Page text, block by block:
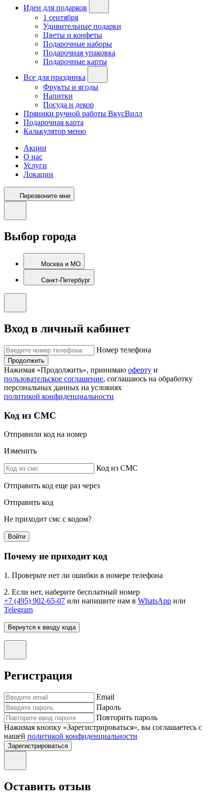
Идеи для подарков
1 сентября
Удивительные подарки
Цветы и конфеты
Подарочные наборы
Подарочная упаковка
Подарочные карты
Все для праздника
Фрукты и ягоды
Напитки
Посуда и декор
Пряники ручной работы ВкусВилл
Подарочная карта
Калькулятор меню
Акции
О нас
Услуги
Локации
Перезвоните мне
Выбор города
Москва и МО
Санкт-Петербург
Вход в личный кабинет
Номер телефона
Продолжить
Нажимая «Продолжить», принимаю оферту и
пользовательское соглашение, соглашаюсь на обработку
персональных данных на условиях
политикой конфиденциальности
Код из СМС
Отправили код на номер
Изменить
Код из СМС
Отправить код еще раз через
Отправить код
Не приходит смс с кодом?
Войти
Почему не приходит код
1. Проверьте нет ли ошибки в номере телефона
2. Если нет, наберите бесплатный номер
+7 (495) 902-65-07 или напишите нам в WhatsApp или
Telegram
Вернутся к вводу кода
Регистрация
Email
Пароль
Повторить пароль
Нажимая кнопку «Зарегистрироваться», вы соглашаетесь с
нашей политикой конфиденциальности
Зарегистрироваться
Оставить отзыв